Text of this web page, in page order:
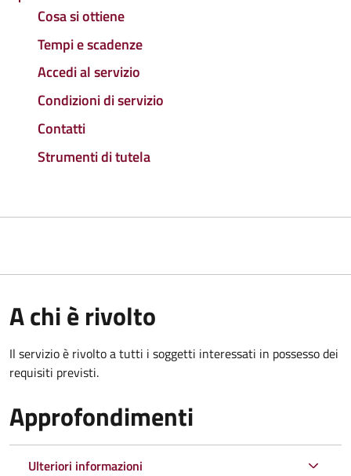
Cosa si ottiene
Tempi e scadenze
Accedi al servizio
Condizioni di servizio
Contatti
Strumenti di tutela
A chi è rivolto
Il servizio è rivolto a tutti i soggetti interessati in possesso dei
requisiti previsti.
Approfondimenti
Ulteriori informazioni